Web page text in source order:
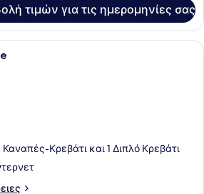
τιμών για τις ημερομηνίες σας
Ένα δωμάτιο ξενοδοχείου με ένα
Καναπές-Κρεβάτι και 1 Διπλό Κρεβάτι